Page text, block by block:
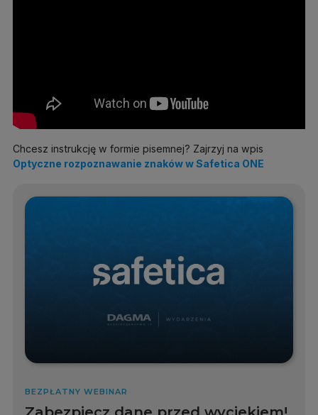
Chcesz instrukcję w formie pisemnej? Zajrzyj na wpis
Optyczne rozpoznawanie znaków w Safetica ONE
BEZPŁATNY WEBINAR